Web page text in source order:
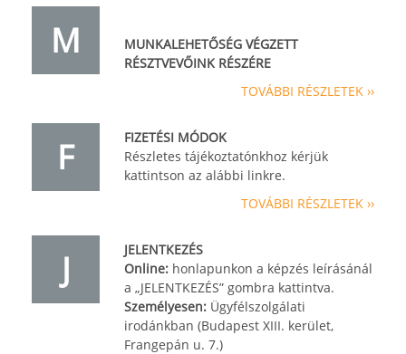
M
MUNKALEHETŐSÉG VÉGZETT
RÉSZTVEVŐINK RÉSZÉRE
TOVÁBBI RÉSZLETEK ››
F
FIZETÉSI MÓDOK
Részletes tájékoztatónkhoz kérjük
kattintson az alábbi linkre.
TOVÁBBI RÉSZLETEK ››
J
JELENTKEZÉS
Online: honlapunkon a képzés leírásánál
a „JELENTKEZÉS” gombra kattintva.
Személyesen: Ügyfélszolgálati
irodánkban (Budapest XIII. kerület,
Frangepán u. 7.)